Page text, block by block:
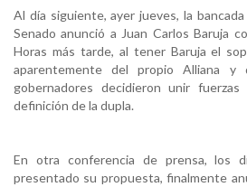
Al día siguiente, ayer jueves, la
Senado anunció a Juan Carlos Baruja
Horas más tarde, al tener Baruja el
aparentemente del propio Alliana y
gobernadores decidieron unir
definición de la dupla.
En otra conferencia de prensa, los
presentado su propuesta, finalmente